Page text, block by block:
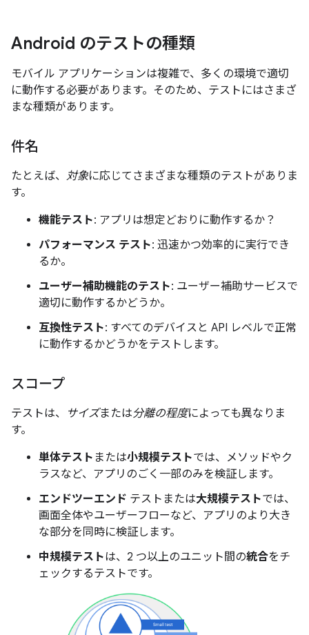
Android のテストの種類
モバイル アプリケーションは複雑で、多くの環境で適切
に動作する必要があります。そのため、テストにはさまざ
まな種類があります。
件名
たとえば、 対象に応じてさまざまな種類のテストがありま
す。
機能テスト: アプリは想定どおりに動作するか？
パフォーマンス テスト: 迅速かつ効率的に実行でき
るか。
ユーザー補助機能のテスト: ユーザー補助サービスで
適切に動作するかどうか。
互換性テスト: すべてのデバイスと API レベルで正常
に動作するかどうかをテストします。
スコープ
テストは、 サイズまたは分離の程度によっても異なりま
す。
単体テスト または小規模テストでは、メソッドやク
ラスなど、アプリのごく一部のみを検証します。
エンドツーエンド テストまたは大規模テストでは、
画面全体やユーザーフローなど、アプリのより大き
な部分を同時に検証します。
中規模テストは、2 つ以上のユニット間の統合をチ
ェックするテストです。